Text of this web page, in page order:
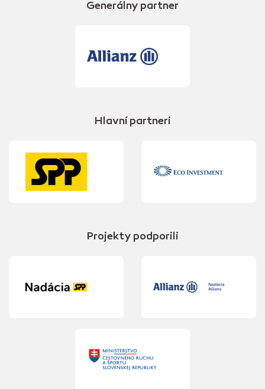
Generálny partner
Hlavní partneri
Projekty podporili